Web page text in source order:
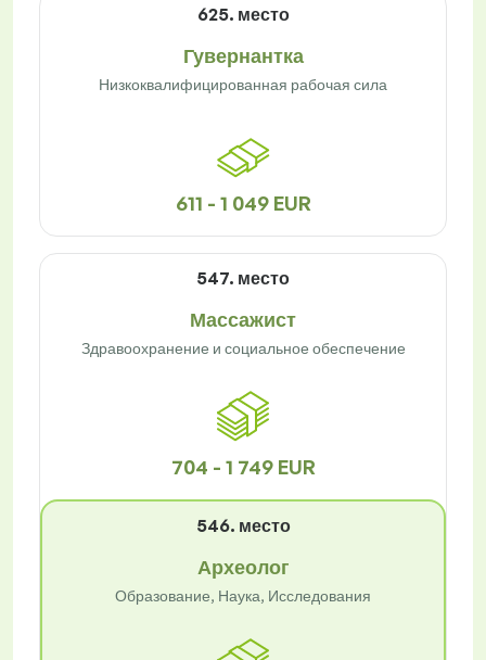
625. место
Гувернантка
Низкоквалифицированная рабочая сила
611 - 1 049 EUR
547. место
Массажист
Здравоохранение и социальное обеспечение
704 - 1 749 EUR
546. место
Археолог
Образование, Наука, Исследования